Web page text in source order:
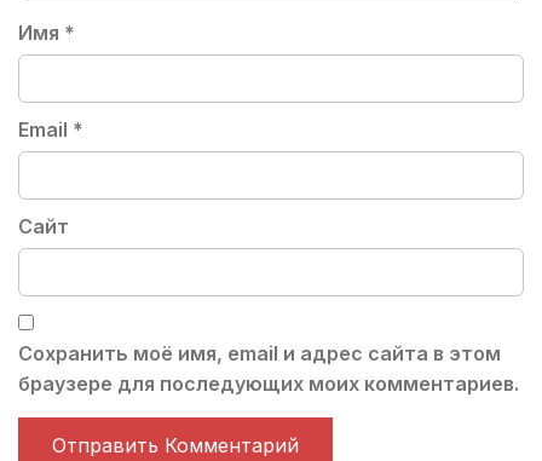
Имя *
Email *
Сайт
Сохранить моё имя, email и адрес сайта в этом
браузере для последующих моих комментариев.